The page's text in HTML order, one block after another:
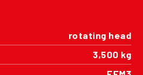
rotating head
3,500 kg